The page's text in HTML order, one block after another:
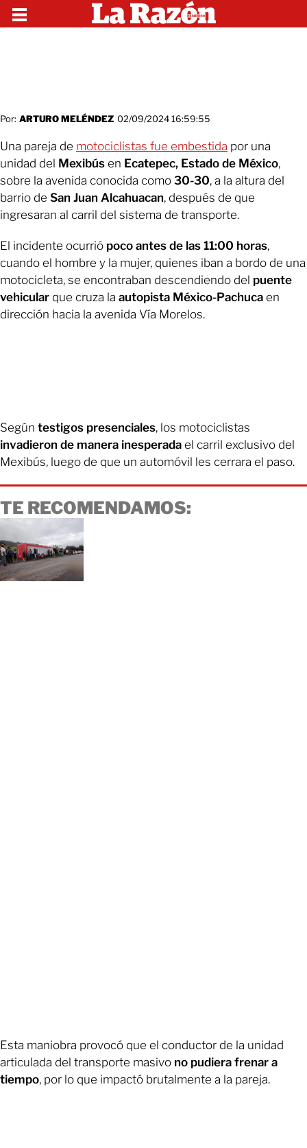
Por: ARTURO MELÉNDEZ 02/09/2024 16:59:55
Una pareja de motociclistas fue embestida por una
unidad del Mexibús en Ecatepec, Estado de México,
sobre la avenida conocida como 30-30, a la altura del
barrio de San Juan Alcahuacan, después de que
ingresaran al carril del sistema de transporte.
El incidente ocurrió poco antes de las 11:00 horas,
cuando el hombre y la mujer, quienes iban a bordo de una
motocicleta, se encontraban descendiendo del puente
vehicular que cruza la autopista México-Pachuca en
dirección hacia la avenida Vía Morelos.
Según testigos presenciales, los motociclistas
invadieron de manera inesperada el carril exclusivo del
Mexibús, luego de que un automóvil les cerrara el paso.
TE RECOMENDAMOS:
Esta maniobra provocó que el conductor de la unidad
articulada del transporte masivo no pudiera frenar a
tiempo, por lo que impactó brutalmente a la pareja.